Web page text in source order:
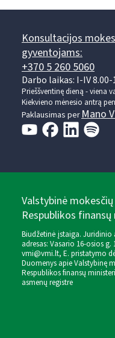
Konsultacijos
gyventojams:
+370 5 260 5060
Darbo laikas: I-IV 8.00-
Prieššventinę dieną - viena
Kiekvieno mėnesio antrą
Paklausimas perMano
Valstybinė
Respublikos
Biudžetinė įstaiga. Juridinio
adresas: Vasario 16-osios g.
vmi@vmi.lt, E. pristatymo
Duomenys apie Valstybinę
Respublikos finansų
asmenų registre